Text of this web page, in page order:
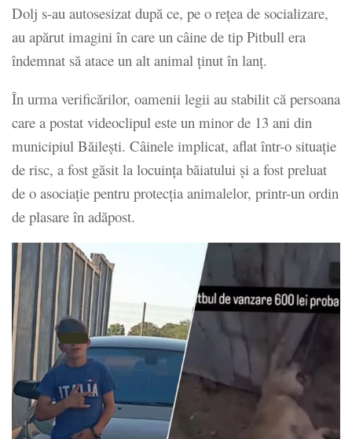
Dolj s-au autosesizat după ce, pe o rețea de socializare,
au apărut imagini în care un câine de tip Pitbull era
îndemnat să atace un alt animal ținut în lanț.
În urma verificărilor, oamenii legii au stabilit că persoana
care a postat videoclipul este un minor de 13 ani din
municipiul Băilești. Câinele implicat, aflat într-o situație
de risc, a fost găsit la locuința băiatului și a fost preluat
de o asociație pentru protecția animalelor, printr-un ordin
de plasare în adăpost.